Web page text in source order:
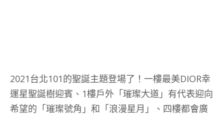
2021台北101的聖誕主題登場了！一樓最美DIOR幸
運星聖誕樹迎賓、1樓戶外「璀璨大道」有代表迎向
希望的「璀璨號角」和「浪漫星月」、四樓都會廣